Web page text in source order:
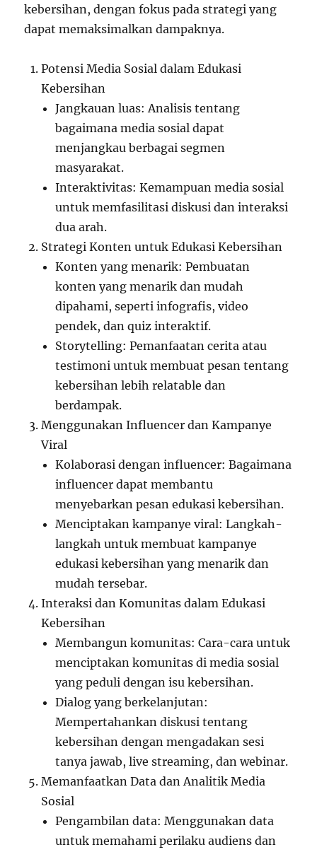
kebersihan, dengan fokus pada strategi yang
dapat memaksimalkan dampaknya.
Potensi Media Sosial dalam Edukasi
Kebersihan
Jangkauan luas: Analisis tentang
bagaimana media sosial dapat
menjangkau berbagai segmen
masyarakat.
Interaktivitas: Kemampuan media sosial
untuk memfasilitasi diskusi dan interaksi
dua arah.
Strategi Konten untuk Edukasi Kebersihan
Konten yang menarik: Pembuatan
konten yang menarik dan mudah
dipahami, seperti infografis, video
pendek, dan quiz interaktif.
Storytelling: Pemanfaatan cerita atau
testimoni untuk membuat pesan tentang
kebersihan lebih relatable dan
berdampak.
Menggunakan Influencer dan Kampanye
Viral
Kolaborasi dengan influencer: Bagaimana
influencer dapat membantu
menyebarkan pesan edukasi kebersihan.
Menciptakan kampanye viral: Langkah-
langkah untuk membuat kampanye
edukasi kebersihan yang menarik dan
mudah tersebar.
Interaksi dan Komunitas dalam Edukasi
Kebersihan
Membangun komunitas: Cara-cara untuk
menciptakan komunitas di media sosial
yang peduli dengan isu kebersihan.
Dialog yang berkelanjutan:
Mempertahankan diskusi tentang
kebersihan dengan mengadakan sesi
tanya jawab, live streaming, dan webinar.
Memanfaatkan Data dan Analitik Media
Sosial
Pengambilan data: Menggunakan data
untuk memahami perilaku audiens dan